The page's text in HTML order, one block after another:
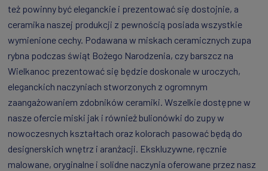
też powinny być eleganckie i prezentować się dostojnie, a
ceramika naszej produkcji z pewnością posiada wszystkie
wymienione cechy. Podawana w miskach ceramicznych zupa
rybna podczas świąt Bożego Narodzenia, czy barszcz na
Wielkanoc prezentować się będzie doskonale w uroczych,
eleganckich naczyniach stworzonych z ogromnym
zaangażowaniem zdobników ceramiki. Wszelkie dostępne w
nasze ofercie miski jak i również bulionówki do zupy w
nowoczesnych kształtach oraz kolorach pasować będą do
designerskich wnętrz i aranżacji. Ekskluzywne, ręcznie
malowane, oryginalne i solidne naczynia oferowane przez nasz